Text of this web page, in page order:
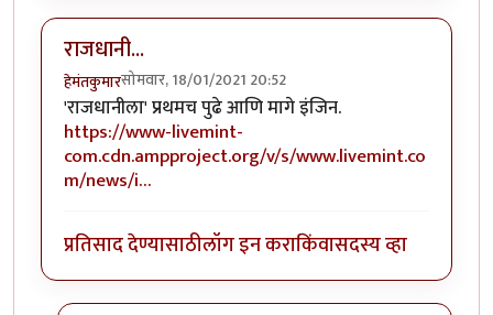
राजधानी...
हेमंतकुमारसोमवार, 18/01/2021 20:52
'राजधानीला' प्रथमच पुढे आणि मागे इंजिन.
https://www-livemint-
com.cdn.ampproject.org/v/s/www.livemint.co
m/news/i…
प्रतिसाद देण्यासाठीलॉग इन कराकिंवासदस्य व्हा